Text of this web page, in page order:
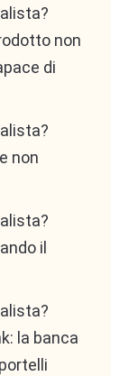
non
di
non
il
la banca